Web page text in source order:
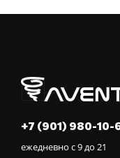
+7 (901) 980-10-
ежедневно с 9 до 21